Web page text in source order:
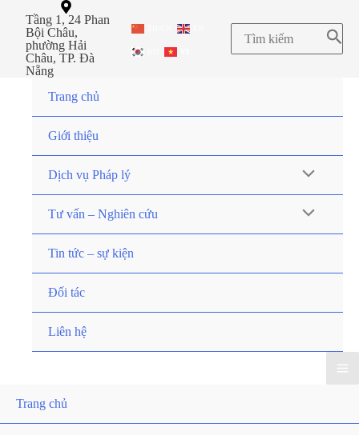
Tầng 1, 24 Phan
Bội Châu,
phường Hải
Châu, TP. Đà
Nẵng
Trang chủ
Giới thiệu
Dịch vụ Pháp lý
Tư vấn – Nghiên cứu
Tin tức – sự kiện
Đối tác
Liên hệ
Trang chủ